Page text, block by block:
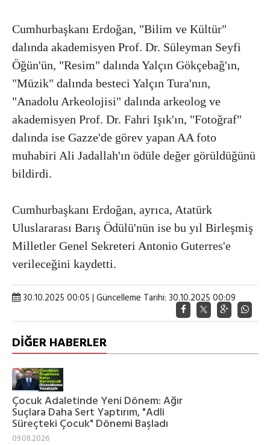
Cumhurbaşkanı Erdoğan, "Bilim ve Kültür"
dalında akademisyen Prof. Dr. Süleyman Seyfi
Öğün'ün, "Resim" dalında Yalçın Gökçebağ'ın,
"Müzik" dalında besteci Yalçın Tura'nın,
"Anadolu Arkeolojisi" dalında arkeolog ve
akademisyen Prof. Dr. Fahri Işık'ın, "Fotoğraf"
dalında ise Gazze'de görev yapan AA foto
muhabiri Ali Jadallah'ın ödüle değer görüldüğünü
bildirdi.
Cumhurbaşkanı Erdoğan, ayrıca, Atatürk
Uluslararası Barış Ödülü'nün ise bu yıl Birleşmiş
Milletler Genel Sekreteri Antonio Guterres'e
verileceğini kaydetti.
30.10.2025 00:05 | Güncelleme Tarihi: 30.10.2025 00:09
DİĞER HABERLER
Çocuk Adaletinde Yeni Dönem: Ağır
Suçlara Daha Sert Yaptırım, "Adli
Süreçteki Çocuk" Dönemi Başladı
09.08.2026